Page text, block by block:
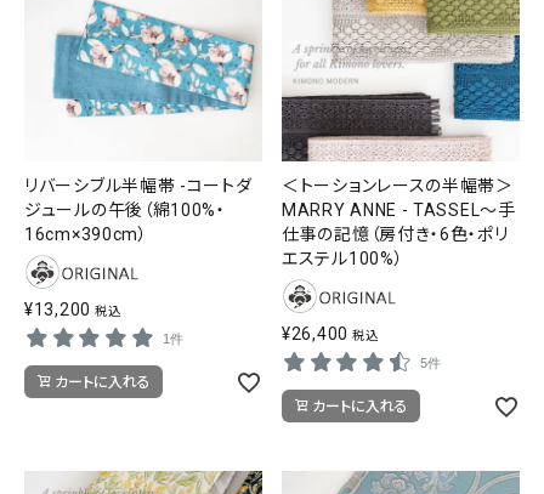
リバーシブル半幅帯 -コートダ
ジュールの午後（綿100%・
16cm×390cm）
¥13,200 税込
1件
カートに入れる
＜トーションレースの半幅帯＞
MARRY ANNE - TASSEL〜手
仕事の記憶（房付き・6色・ポリ
エステル100%）
¥26,400 税込
5件
カートに入れる